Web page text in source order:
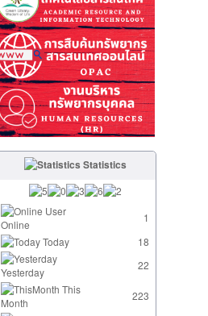
Statistics
User
Online
1
Today
18
Yesterday
22
This
Month
223